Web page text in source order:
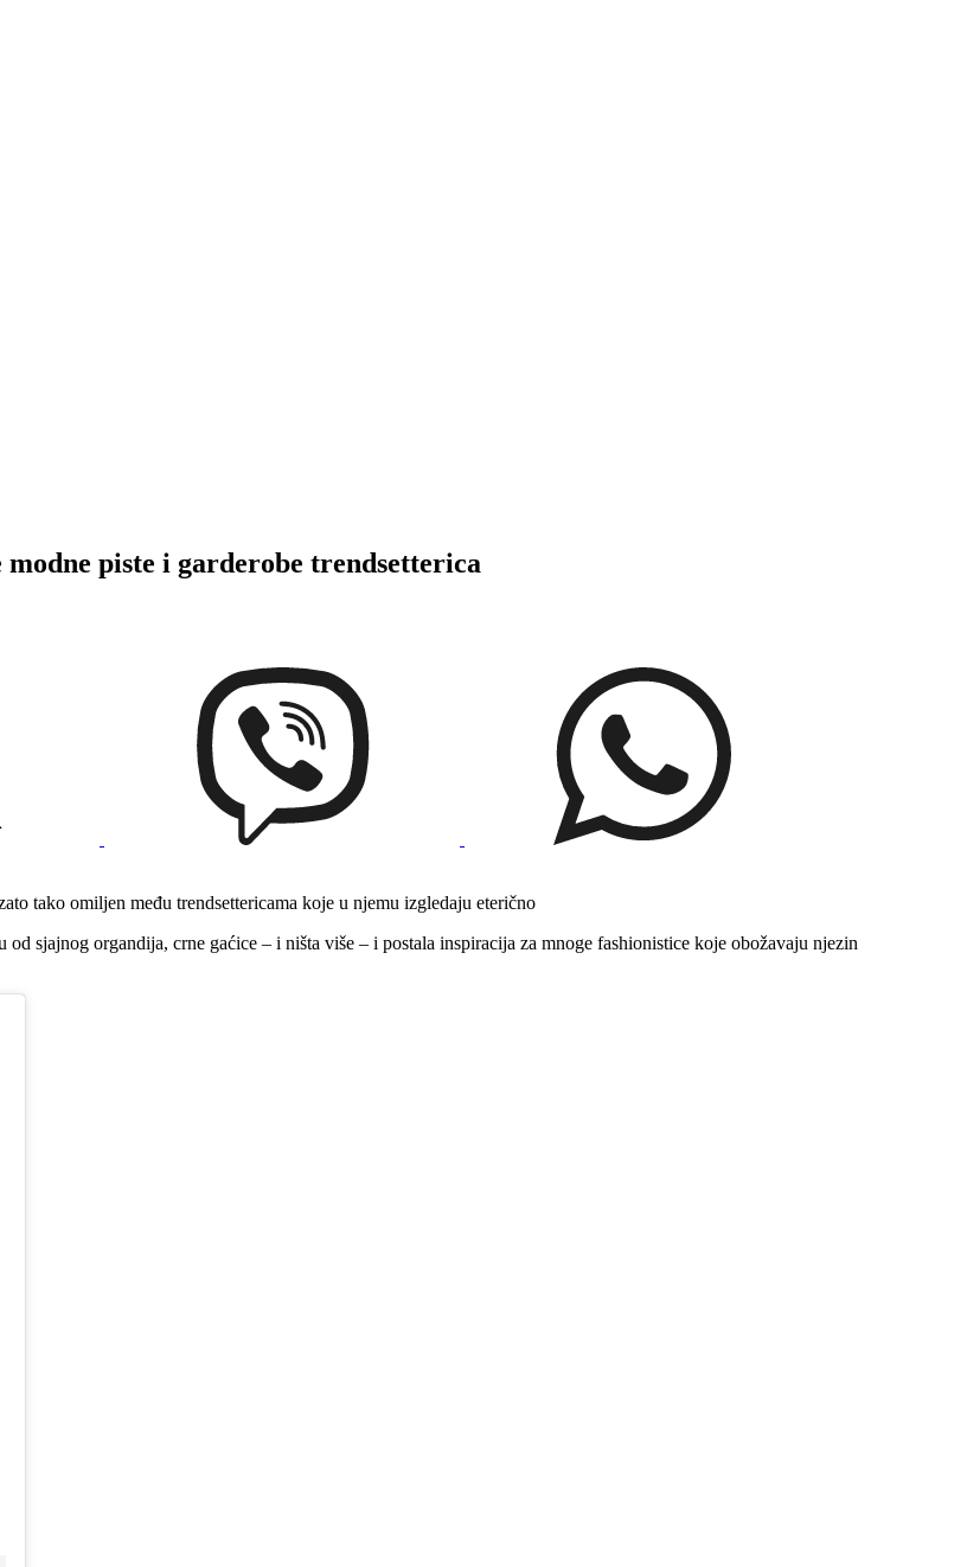
piste i garderobe trendsetterica
tako omiljen među trendsettericama koje u njemu izgledaju eterično
sjajnog organdija, crne gaćice – i ništa više – i postala inspiracija za mnoge fashionistice koje obožavaju njezin